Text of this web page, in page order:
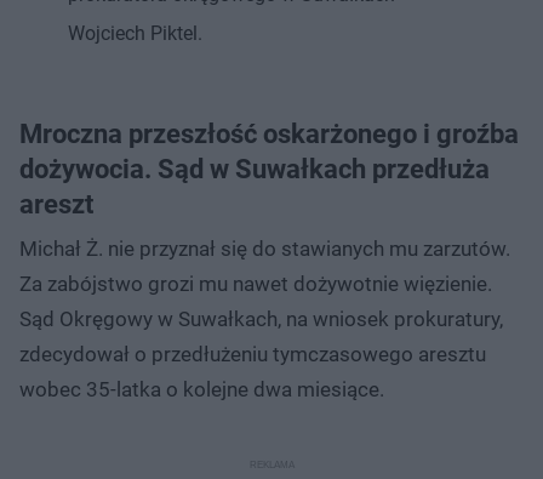
Wojciech Piktel.
Mroczna przeszłość oskarżonego i groźba
dożywocia. Sąd w Suwałkach przedłuża
areszt
Michał Ż. nie przyznał się do stawianych mu zarzutów.
Za zabójstwo grozi mu nawet dożywotnie więzienie.
Sąd Okręgowy w Suwałkach, na wniosek prokuratury,
zdecydował o przedłużeniu tymczasowego aresztu
wobec 35-latka o kolejne dwa miesiące.